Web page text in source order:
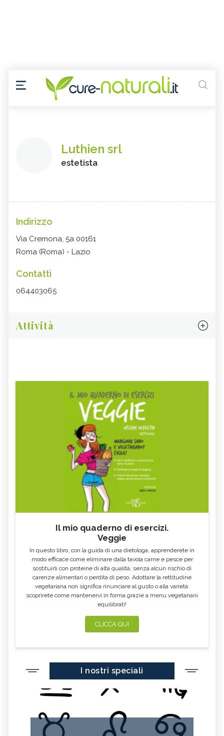
Luthien srl
estetista
Indirizzo
Via Cremona, 5a 00161
Roma (Roma) - Lazio
Contatti
064403065
Attività
Il mio quaderno di esercizi.
Veggie
In questo libro, con la guida di una dietologa, apprenderete in
modo efficace come eliminare dalla tavola carne e pesce per
sostituirli con proteine di alta qualità, senza alcun rischio di
carenze alimentari o perdita di peso. Adottare la rettitudine
vegetariana non significa rinunciare al gusto o alla varietà:
scoprirete come mantenervi in forma grazie a menu vegetariani
equilibrati!
CLICCA QUI
I nostri speciali